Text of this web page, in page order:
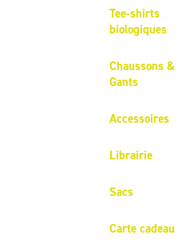
Tee-shirts
biologiques
Chaussons &
Gants
Accessoires
Librairie
Sacs
Carte cadeau